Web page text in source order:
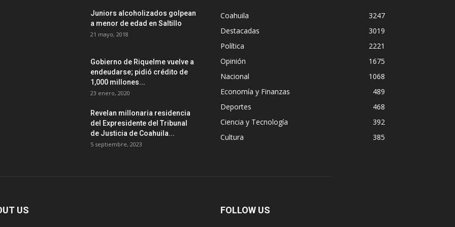
Juniors alcoholizados golpean
a menor de edad en Saltillo
21 mayo, 2018
Gobierno de Riquelme vuelve a
endeudarse; pidió crédito de
1,000 millones...
23 enero, 2020
Revelan millonaria residencia
del Expresidente del Tribunal
de Justicia de Coahuila...
5 septiembre, 2023
Coahuila
3247
Destacadas
3019
Política
2221
Opinión
1675
Nacional
1068
Economía y Finanzas
489
Deportes
468
Ciencia y Tecnología
392
Cultura
385
US FOLLOW US